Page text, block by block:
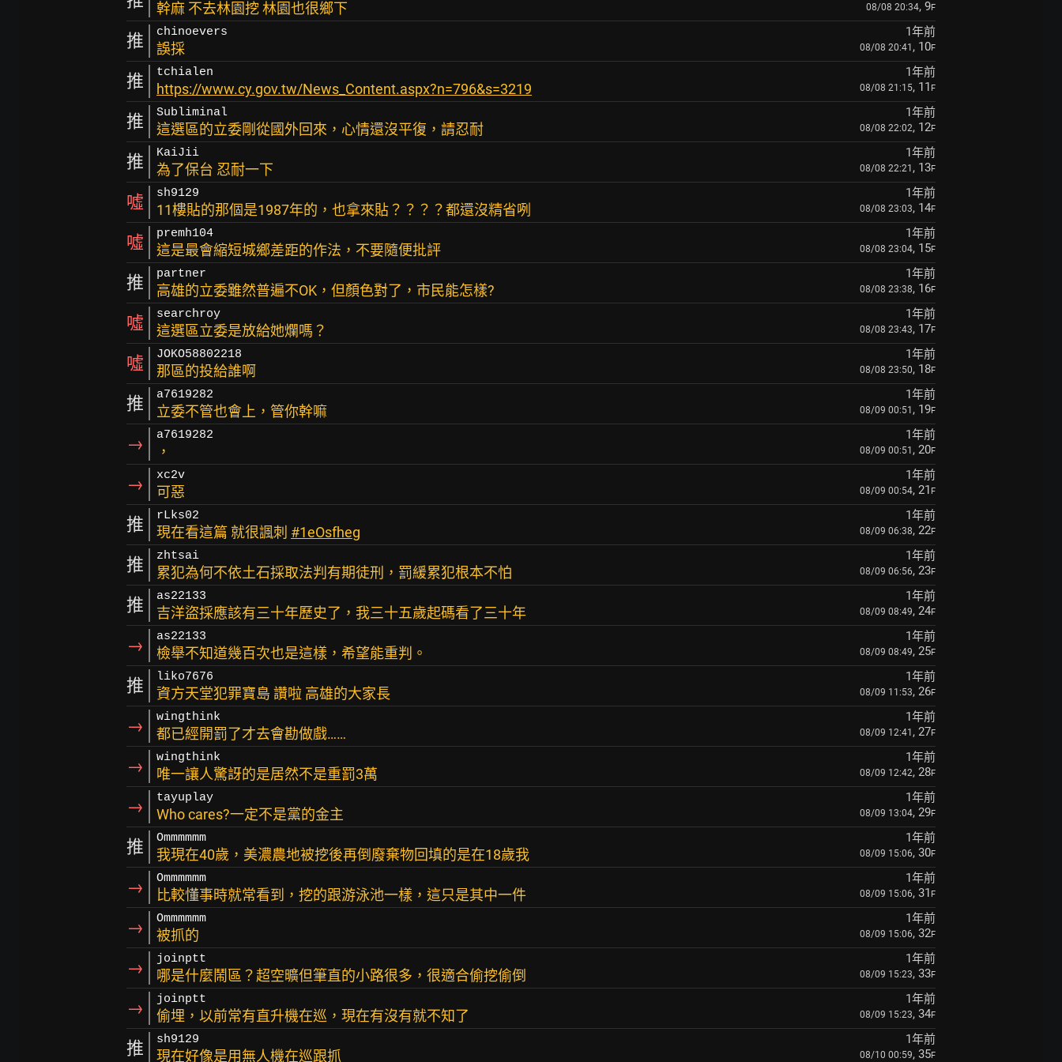
幹麻 不去林園挖 林園也很鄉下 08/08 20:34, 9F
推 chinoevers 1年前
誤採 08/08 20:41 , 10F
推 tchialen 1年前
https://www.cy.gov.tw/News_Content.aspx?n=796&s=3219 08/08 21:15, 11 F
推 Subliminal 1年前
這選區的立委剛從國外回來，心情還沒平復，請忍耐 08/08 22:02, 12F
推 KaiJii 1年前
為了保台 忍耐一下 08/08 22:21 , 13F
噓 sh9129 1年前
11樓貼的那個是1987年的，也拿來貼？？？？都還沒精省咧 08/08 23:03, 14F
噓 premh104 1年前
這是最會縮短城鄉差距的作法，不要隨便批評 08/08 23:04, 15F
推 partner 1年前
高雄的立委雖然普遍不OK，但顏色對了，市民能怎樣? 08/08 23:38, 16F
噓 searchroy 1年前
這選區立委是放給她爛嗎？ 08/08 23:43, 17F
噓 JOKO58802218 1年前
那區的投給誰啊 08/08 23:50, 18F
推 a7619282 1年前
立委不管也會上，管你幹嘛 08/09 00:51 , 19F
→ a7619282 1年前
， 08/09 00:51 , 20F
→ xc2v 1年前
可惡 08/09 00:54, 21 F
推 rLks02 1年前
現在看這篇 就很諷刺 #1eOsfheg 08/09 06:38, 22F
推 zhtsai 1年前
累犯為何不依土石採取法判有期徒刑，罰緩累犯根本不怕 08/09 06:56, 23F
推 as22133 1年前
吉洋盜採應該有三十年歷史了，我三十五歲起碼看了三十年 08/09 08:49, 24F
→ as22133 1年前
檢舉不知道幾百次也是這樣，希望能重判。 08/09 08:49, 25F
推 liko7676 1年前
資方天堂犯罪寶島 讚啦 高雄的大家長 08/09 11:53, 26F
→ wingthink 1年前
都已經開罰了才去會勘做戲…… 08/09 12:41 , 27F
→ wingthink 1年前
唯一讓人驚訝的是居然不是重罰3萬 08/09 12:42, 28F
→ tayuplay 1年前
Who cares?一定不是黨的金主 08/09 13:04, 29F
推 Ommmmmm 1年前
我現在40歲，美濃農地被挖後再倒廢棄物回填的是在18歲我 08/09 15:06, 30F
→ Ommmmmm 1年前
比較懂事時就常看到，挖的跟游泳池一樣，這只是其中一件 08/09 15:06, 31 F
→ Ommmmmm 1年前
被抓的 08/09 15:06, 32F
→ joinptt 1年前
哪是什麼鬧區？超空曠但筆直的小路很多，很適合偷挖偷倒 08/09 15:23, 33F
→ joinptt 1年前
偷埋，以前常有直升機在巡，現在有沒有就不知了 08/09 15:23, 34F
推 sh9129 1年前
現在好像是用無人機在巡跟抓 08/10 00:59, 35F